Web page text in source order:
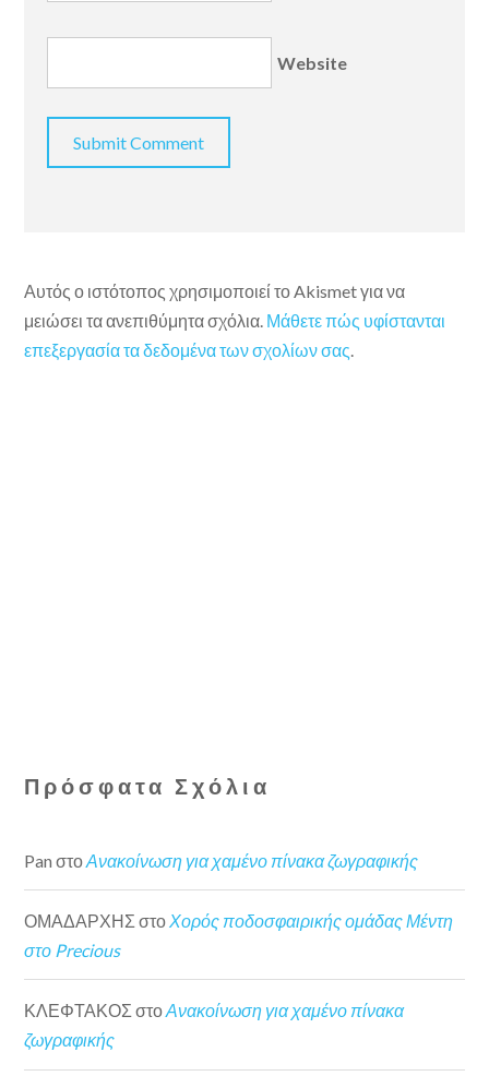
Website
Αυτός ο ιστότοπος χρησιμοποιεί το Akismet για να
μειώσει τα ανεπιθύμητα σχόλια. Μάθετε πώς υφίστανται
επεξεργασία τα δεδομένα των σχολίων σας
Πρόσφατα Σχόλια
Pan στοΑνακοίνωση για χαμένο πίνακα ζωγραφικής
ΟΜΑΔΑΡΧΗΣ στοΧορός ποδοσφαιρικής ομάδας Μέντη
στο Precious
ΚΛΕΦΤΑΚΟΣ στοΑνακοίνωση για χαμένο πίνακα
ζωγραφικής